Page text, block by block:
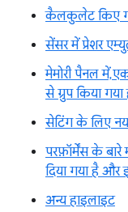
कैलकुलेट किए
सेंसर में प्रेशर
मेमोरी पैनल में,
से ग्रुप किया गया
सेटिंग के लिए
परफ़ॉर्मेंस के
दिया गया है और
अन्य हाइलाइट